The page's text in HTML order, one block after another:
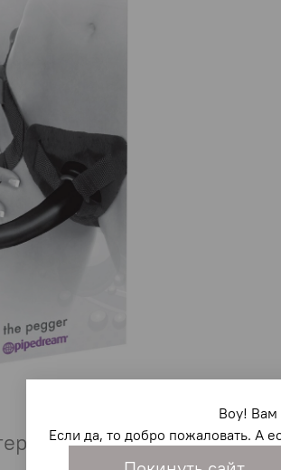
Отзывы
Воу! Вам
Если да, то добро пожаловать. А